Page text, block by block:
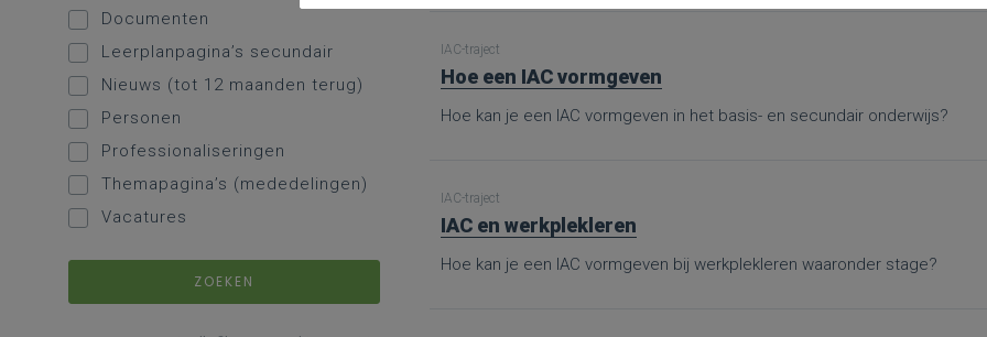
Documenten
Leerplanpagina’s secundair
Nieuws (tot 12 maanden terug)
Personen
Professionaliseringen
Themapagina’s (mededelingen)
Vacatures
ZOEKEN
IAC-traject
Hoe een IAC vormgeven
Hoe kan je een IAC vormgeven in het basis- en secundair onderwijs?
IAC-traject
IAC en werkplekleren
Hoe kan je een IAC vormgeven bij werkplekleren waaronder stage?